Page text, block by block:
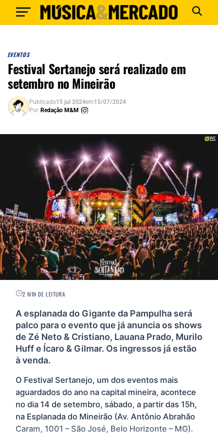
EVENTOS
Festival Sertanejo será realizado em
setembro no Mineirão
Publicado15 jul 2024em15/07/2024
Por Redação M&M
2 MIN DE LEITURA
A esplanada do Gigante da Pampulha será
palco para o evento que já anuncia os shows
de Zé Neto & Cristiano, Lauana Prado, Murilo
Huff e Ícaro & Gilmar. Os ingressos já estão
à venda.
O Festival Sertanejo, um dos eventos mais
aguardados do ano na capital mineira, acontece
no dia 14 de setembro, sábado, a partir das 15h,
na Esplanada do Mineirão (Av. Antônio Abrahão
Caram, 1001 – São José, Belo Horizonte – MG).